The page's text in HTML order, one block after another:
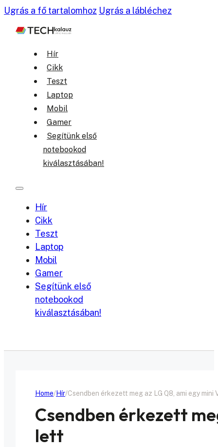
Ugrás a fő tartalomhoz Ugrás a lábléchez
Hír
Cikk
Teszt
Laptop
Mobil
Gamer
Segítünk első
notebookod
kiválasztásában!
Hír
Cikk
Teszt
Laptop
Mobil
Gamer
Segítünk első
notebookod
kiválasztásában!
Home Hír Csendben érkezett meg az LG Q8, ami egy mini
Csendben érkezett
lett